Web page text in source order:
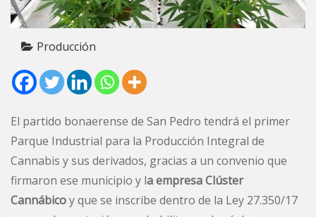
Producción
El partido bonaerense de San Pedro tendrá el primer
Parque Industrial para la Producción Integral de
Cannabis y sus derivados, gracias a un convenio que
firmaron ese municipio y la empresa Clúster
Cannábicoy que se inscribe dentro de la Ley 27.350/17